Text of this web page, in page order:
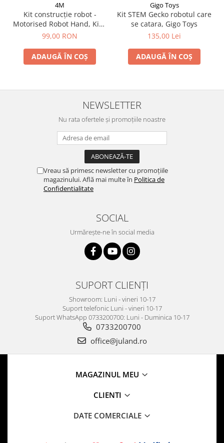
4M
Kit construcție robot -
Motorised Robot Hand, Kidz
Robotix
99,00 RON
ADAUGĂ ÎN COȘ
Gigo Toys
Kit STEM Gecko robotul care
se catara, Gigo Toys
135,00 Lei
ADAUGĂ ÎN COȘ
NEWSLETTER
Nu rata ofertele și promoțiile noastre
Vreau să primesc newsletter cu promoțiile
magazinului. Află mai multe în Politica de
Confidentialitate
SOCIAL
Urmărește-ne în social media
SUPORT CLIENȚI
Showroom: Luni - vineri 10-17
Suport telefonic Luni - vineri 10-17
Suport WhatsApp 0733200700: Luni - Duminica 10-17
0733200700
office@juland.ro
MAGAZINUL MEU
CLIENTI
DATE COMERCIALE